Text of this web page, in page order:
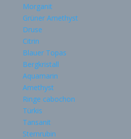
Morganit
Grüner Amethyst
Druse
Citrin
Blauer Topas
Bergkristall
Aquamarin
Amethyst
Ringe cabochon
Türkis
Tansanit
Sternrubin